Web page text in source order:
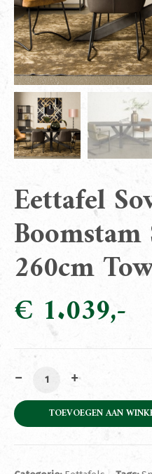
Eettafel
260cm
€ 1.039
Eettafel Sovana Black
TOEVOEGEN AAN